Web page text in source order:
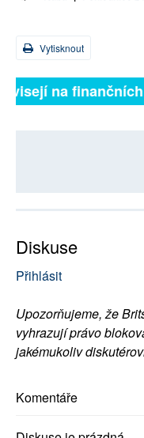
Vytisknout
na finančních
Diskuse
Přihlásit
Upozorňujeme, že
vyhrazují právo
jakémukoliv
Komentáře